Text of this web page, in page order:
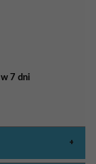
7 dni